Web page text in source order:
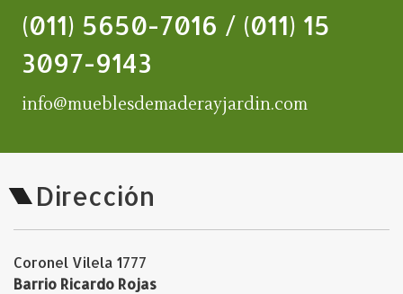
(011) 5650-7016 / (011) 15
3097-9143
info@mueblesdemaderayjardin.com
Dirección
Coronel Vilela 1777
Barrio Ricardo Rojas